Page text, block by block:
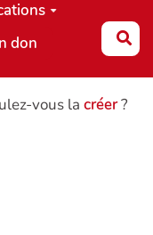
don
vous la créer?